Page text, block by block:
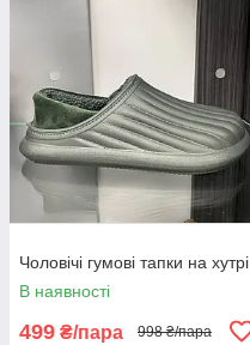
Чоловічі гумові тапки на хутрі
В наявності
499 ₴/пара 998 ₴/пара